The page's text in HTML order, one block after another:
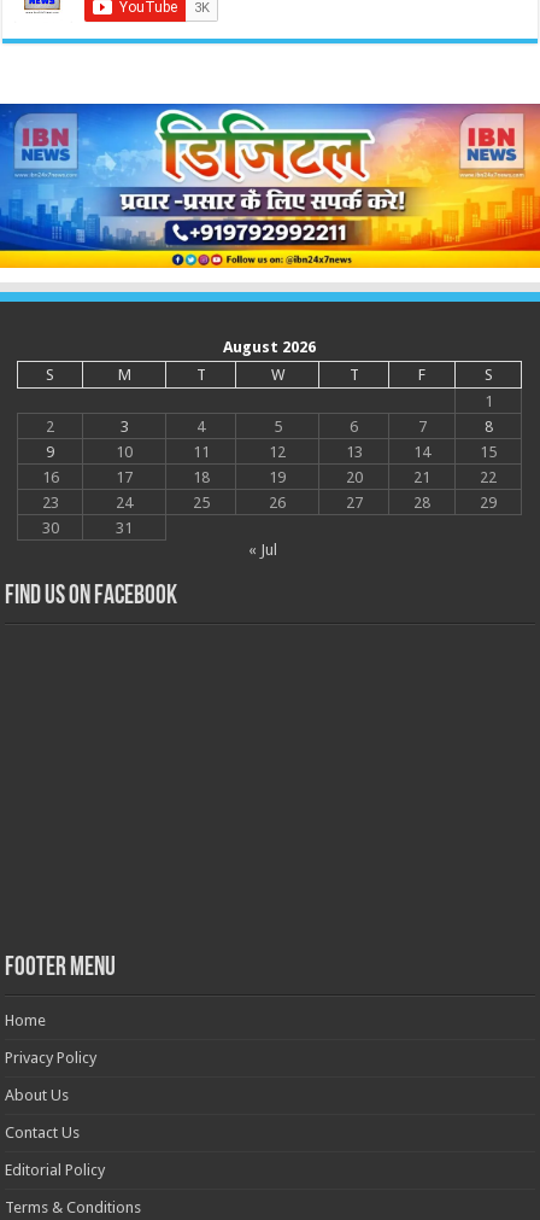
August 2026
S
M T W T F
S
1
2
3 4 5 6 7
8
9
10 11 12 13 14
15
16
17 18 19 20 21
22
23
24 25 26 27 28
29
30
31
« Jul
Find us on Facebook
Footer Menu
Home
Privacy Policy
About Us
Contact Us
Editorial Policy
Terms & Conditions